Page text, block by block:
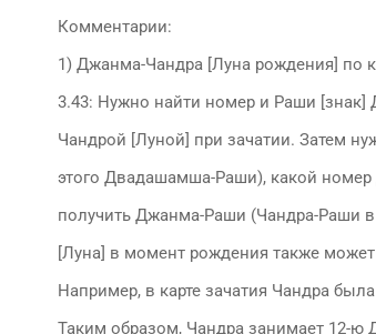
Комментарии:
1) Джанма-Чандра [Луна рождения] по
3.43: Нужно найти номер и Раши
Чандрой [Луной] при зачатии. Затем
этого Двадашамша-Раши), какой
получить Джанма-Раши (Чандра-Раши
[Луна] в момент рождения также
Например, в карте зачатия Чандра
Таким образом, Чандра занимает 12-